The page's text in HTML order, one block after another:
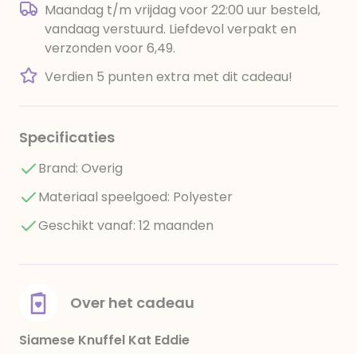
Maandag t/m vrijdag voor 22:00 uur besteld,
vandaag verstuurd. Liefdevol verpakt en
verzonden voor 6,49.
Verdien 5 punten extra met dit cadeau!
Specificaties
Brand: Overig
Materiaal speelgoed: Polyester
Geschikt vanaf: 12 maanden
Over het cadeau
Siamese Knuffel Kat Eddie